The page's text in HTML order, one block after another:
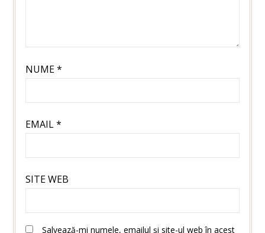
NUME*
EMAIL*
SITE WEB
Salvează-mi numele, emailul și site-ul web în acest